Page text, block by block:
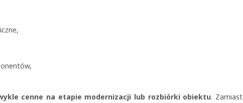
cenne na etapie modernizacji lub rozbiórki obiektu. Zamiast